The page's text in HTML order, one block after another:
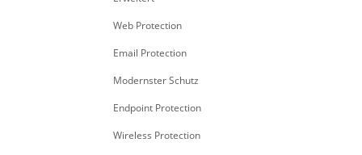
Web Protection
Email Protection
Modernster Schutz
Endpoint Protection
Wireless Protection